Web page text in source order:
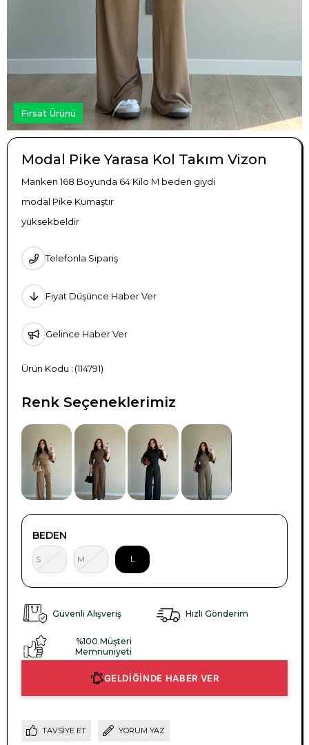
Fırsat Ürünü
Modal Pike Yarasa Kol Takım Vizon
Manken 168 Boyunda 64 Kilo M beden giydi
modal Pike Kumaştır
yüksekbeldir
Telefonla Sipariş
Fiyat Düşünce Haber Ver
Gelince Haber Ver
(114791)
Renk Seçeneklerimiz
TÜKENDI
BEDEN
S M L
Güvenli Alışveriş Hızlı Gönderim
%100 Müşteri
Memnuniyeti
GELDİĞİNDE HABER VER
TAVSIYE ET YORUM YAZ